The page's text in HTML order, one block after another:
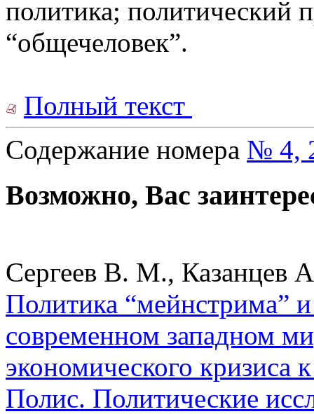
политика; политический
“общечеловек”.
Полный текст
Содержание номера № 4,
Возможно, Вас
Сергеев В. М., Казанцев
Политика “мейнстрима”
современном западном
экономического кризиса
Полис. Политические